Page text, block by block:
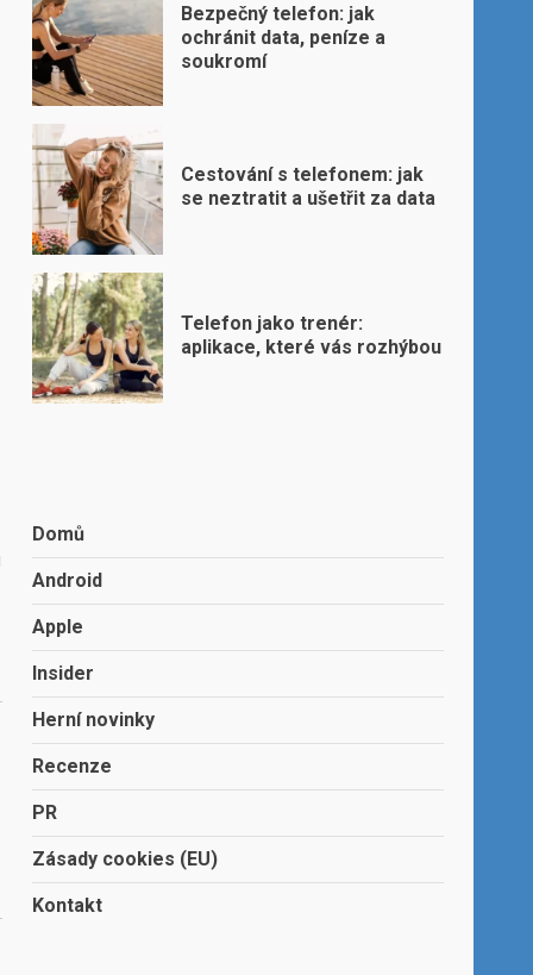
Bezpečný telefon: jak
ochránit data, peníze a
soukromí
Cestování s telefonem: jak
se neztratit a ušetřit za data
Telefon jako trenér:
aplikace, které vás rozhýbou
Domů
Android
Apple
Insider
Herní novinky
Recenze
PR
Zásady cookies (EU)
Kontakt